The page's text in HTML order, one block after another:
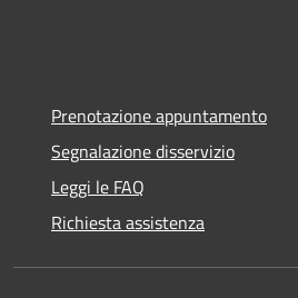
Prenotazione appuntamento
Segnalazione disservizio
Leggi le FAQ
Richiesta assistenza